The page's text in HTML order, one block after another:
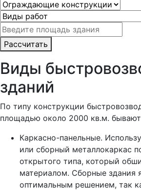
Рассчитать
Виды
зданий
По типу конструкции
площадью около 2000 кв.м.
Каркасно-панельные.
или сборный металлокаркас
открытого типа, который
материалом. Сборные здания
оптимальным решением, так